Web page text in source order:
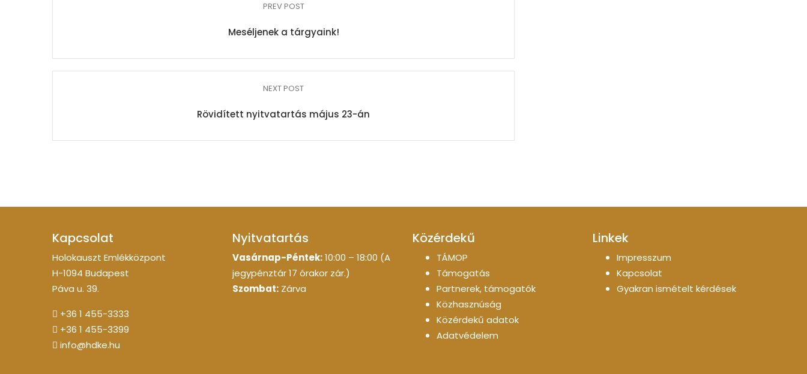
PREV POST
Meséljenek a tárgyaink!
NEXT POST
Rövidített nyitvatartás május 23-án
Kapcsolat
Holokauszt Emlékközpont
H-1094 Budapest
Páva u. 39.
+36 1 455-3333
+36 1 455-3399
info@hdke.hu
Nyitvatartás
Vasárnap-Péntek:10:00 – 18:00 (A
jegypénztár 17 órakor zár.)
Szombat: Zárva
Közérdekű
TÁMOP
Támogatás
Partnerek, támogatók
Közhasznúság
Közérdekű adatok
Adatvédelem
Linkek
Impresszum
Kapcsolat
Gyakran ismételt kérdések